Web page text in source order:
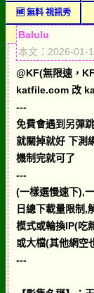
🆓 無料 視訊秀
Balulu
本文：2026-01-
@KF(無限速，
katfile.com 改
---
免費會遇到另彈
就關掉就好 下測
機制完就可了
---
(一樣選慢速下),
日總下載量限制,
模式或輪換IP(吃
或大檔(其他網空
---